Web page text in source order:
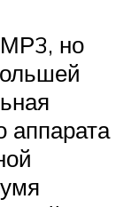
МР3, но
аппарата